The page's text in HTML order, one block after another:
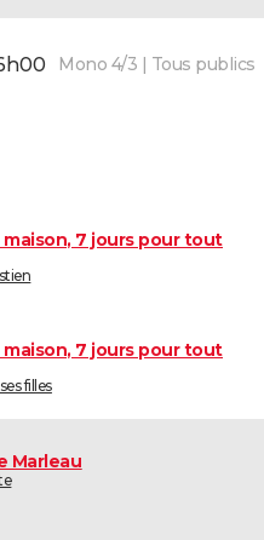
Mono 4/3 | Tous publics
7 jours pour tout
7 jours pour tout
filles
Marleau